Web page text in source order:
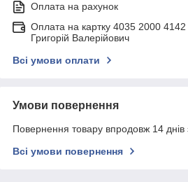
Оплата на рахунок
Оплата на картку 4035 2000
Григорій Валерійович
Всі умови оплати
Умови повернення
Повернення товару впродовж 14 днів
Всі умови повернення